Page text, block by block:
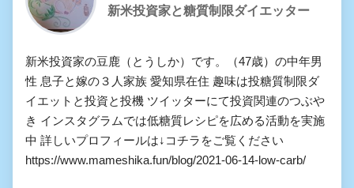
新米投資家と糖質制限ダイエッター
新米投資家の豆鹿（とうしか）です。（47歳）の中年男
性 息子と嫁の３人家族 愛知県在住 趣味は投糖質制限ダ
イエットと投資と投機 ツイッターにて投資関連のつぶや
き インスタグラムでは低糖質レシピを広める活動を実施
中 詳しいプロフィールは↓コチラをご覧ください
https://www.mameshika.fun/blog/2021-06-14-low-carb/